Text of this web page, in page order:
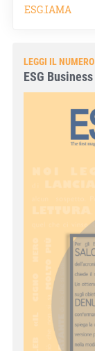
ESG.IAMA
LEGGI IL
ESG